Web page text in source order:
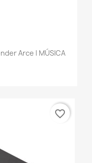
Arce | MÚSICA
favorite_border